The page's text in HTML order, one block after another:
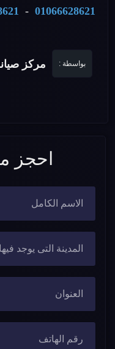
01066628621
-
بواسطة : مركز
احجز